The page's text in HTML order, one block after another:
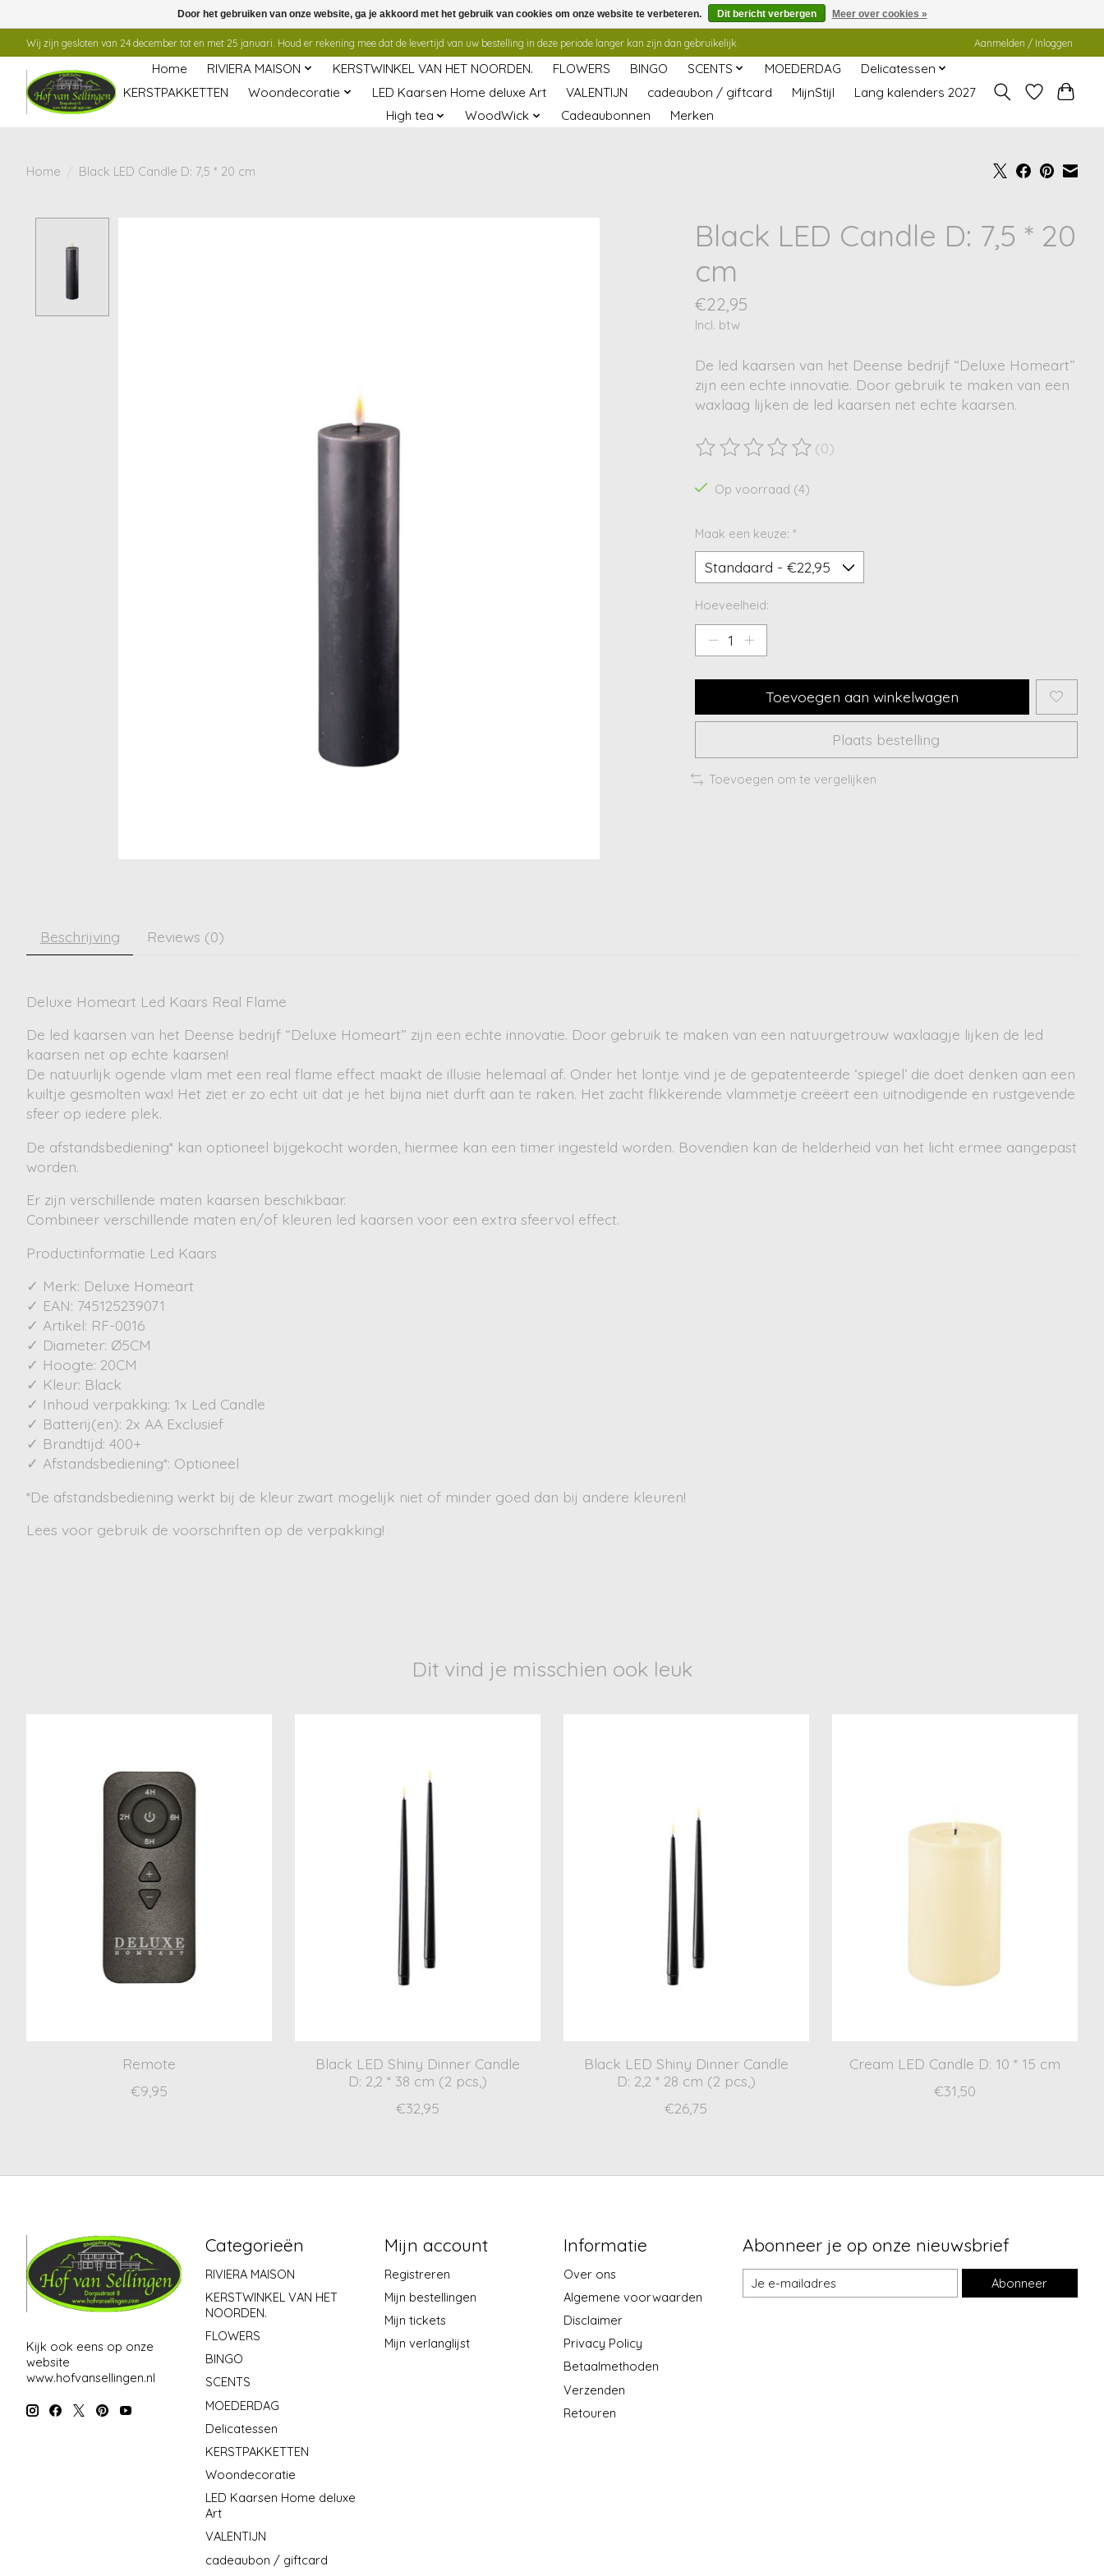
Wij zijn gesloten van 24 december tot en met 25 januari. Houd er rekening mee dat de levertijd van uw bestelling in deze periode langer kan zijn dan gebruikelijk. Aanmelden / Inloggen
Home RIVIERA MAISON KERSTWINKEL VAN HET NOORDEN. FLOWERS BINGO SCENTS MOEDERDAG
Delicatessen
KERSTPAKKETTEN
Woondecoratie LED Kaarsen Home deluxe Art VALENTIJN cadeaubon / giftcard MijnStijl
Lang kalenders 2027
High tea
WoodWick Cadeaubonnen Merken
Home Black LED Candle D: 7,5 * 20 cm
Black LED Candle D: 7,5 * 20
cm
€22,95
Incl. btw
De led kaarsen van het Deense bedrijf “Deluxe Homeart”
zijn een echte innovatie. Door gebruik te maken van een
waxlaag lijken de led kaarsen net echte kaarsen.
De beoordeling van dit product is
(0)
Op voorraad (4)
Maak een keuze: *
Hoeveelheid:
Toevoegen aan winkelwagen
Plaats bestelling
Toevoegen om te vergelijken
Beschrijving Reviews (0)
Deluxe Homeart Led Kaars Real Flame
De led kaarsen van het Deense bedrijf “Deluxe Homeart” zijn een echte innovatie. Door gebruik te maken van een natuurgetrouw waxlaagje lijken de led
kaarsen net op echte kaarsen!
De natuurlijk ogende vlam met een real flame effect maakt de illusie helemaal af. Onder het lontje vind je de gepatenteerde ‘spiegel’ die doet denken aan een
kuiltje gesmolten wax! Het ziet er zo echt uit dat je het bijna niet durft aan te raken. Het zacht flikkerende vlammetje creëert een uitnodigende en rustgevende
sfeer op iedere plek.
De afstandsbediening* kan optioneel bijgekocht worden, hiermee kan een timer ingesteld worden. Bovendien kan de helderheid van het licht ermee aangepast
worden.
Er zijn verschillende maten kaarsen beschikbaar.
Combineer verschillende maten en/of kleuren led kaarsen voor een extra sfeervol effect.
Productinformatie Led Kaars
✓ Merk: Deluxe Homeart
✓ EAN: 745125239071
✓ Artikel: RF-0016
✓ Diameter: Ø5CM
✓ Hoogte: 20CM
✓ Kleur: Black
✓ Inhoud verpakking: 1x Led Candle
✓ Batterij(en): 2x AA Exclusief
✓ Brandtijd: 400+
✓ Afstandsbediening*: Optioneel
*De afstandsbediening werkt bij de kleur zwart mogelijk niet of minder goed dan bij andere kleuren!
Lees voor gebruik de voorschriften op de verpakking!
Dit vind je misschien ook leuk
Remote
€9,95
Black LED Shiny Dinner Candle
D: 2,2 * 38 cm (2 pcs,)
€32,95
Black LED Shiny Dinner Candle
D: 2,2 * 28 cm (2 pcs,)
€26,75
Cream LED Candle D: 10 * 15 cm
€31,50
Kijk ook eens op onze
website
www.hofvansellingen.nl
Categorieën
RIVIERA MAISON
KERSTWINKEL VAN HET
NOORDEN.
FLOWERS
BINGO
SCENTS
MOEDERDAG
Delicatessen
KERSTPAKKETTEN
Woondecoratie
LED Kaarsen Home deluxe
Art
VALENTIJN
cadeaubon / giftcard
Mijn account
Registreren
Mijn bestellingen
Mijn tickets
Mijn verlanglijst
Informatie
Over ons
Algemene voorwaarden
Disclaimer
Privacy Policy
Betaalmethoden
Verzenden
Retouren
Abonneer je op onze nieuwsbrief
Abonneer
Door het gebruiken van onze website, ga je akkoord met het gebruik van cookies om onze website te verbeteren. Dit bericht verbergen Meer over cookies »